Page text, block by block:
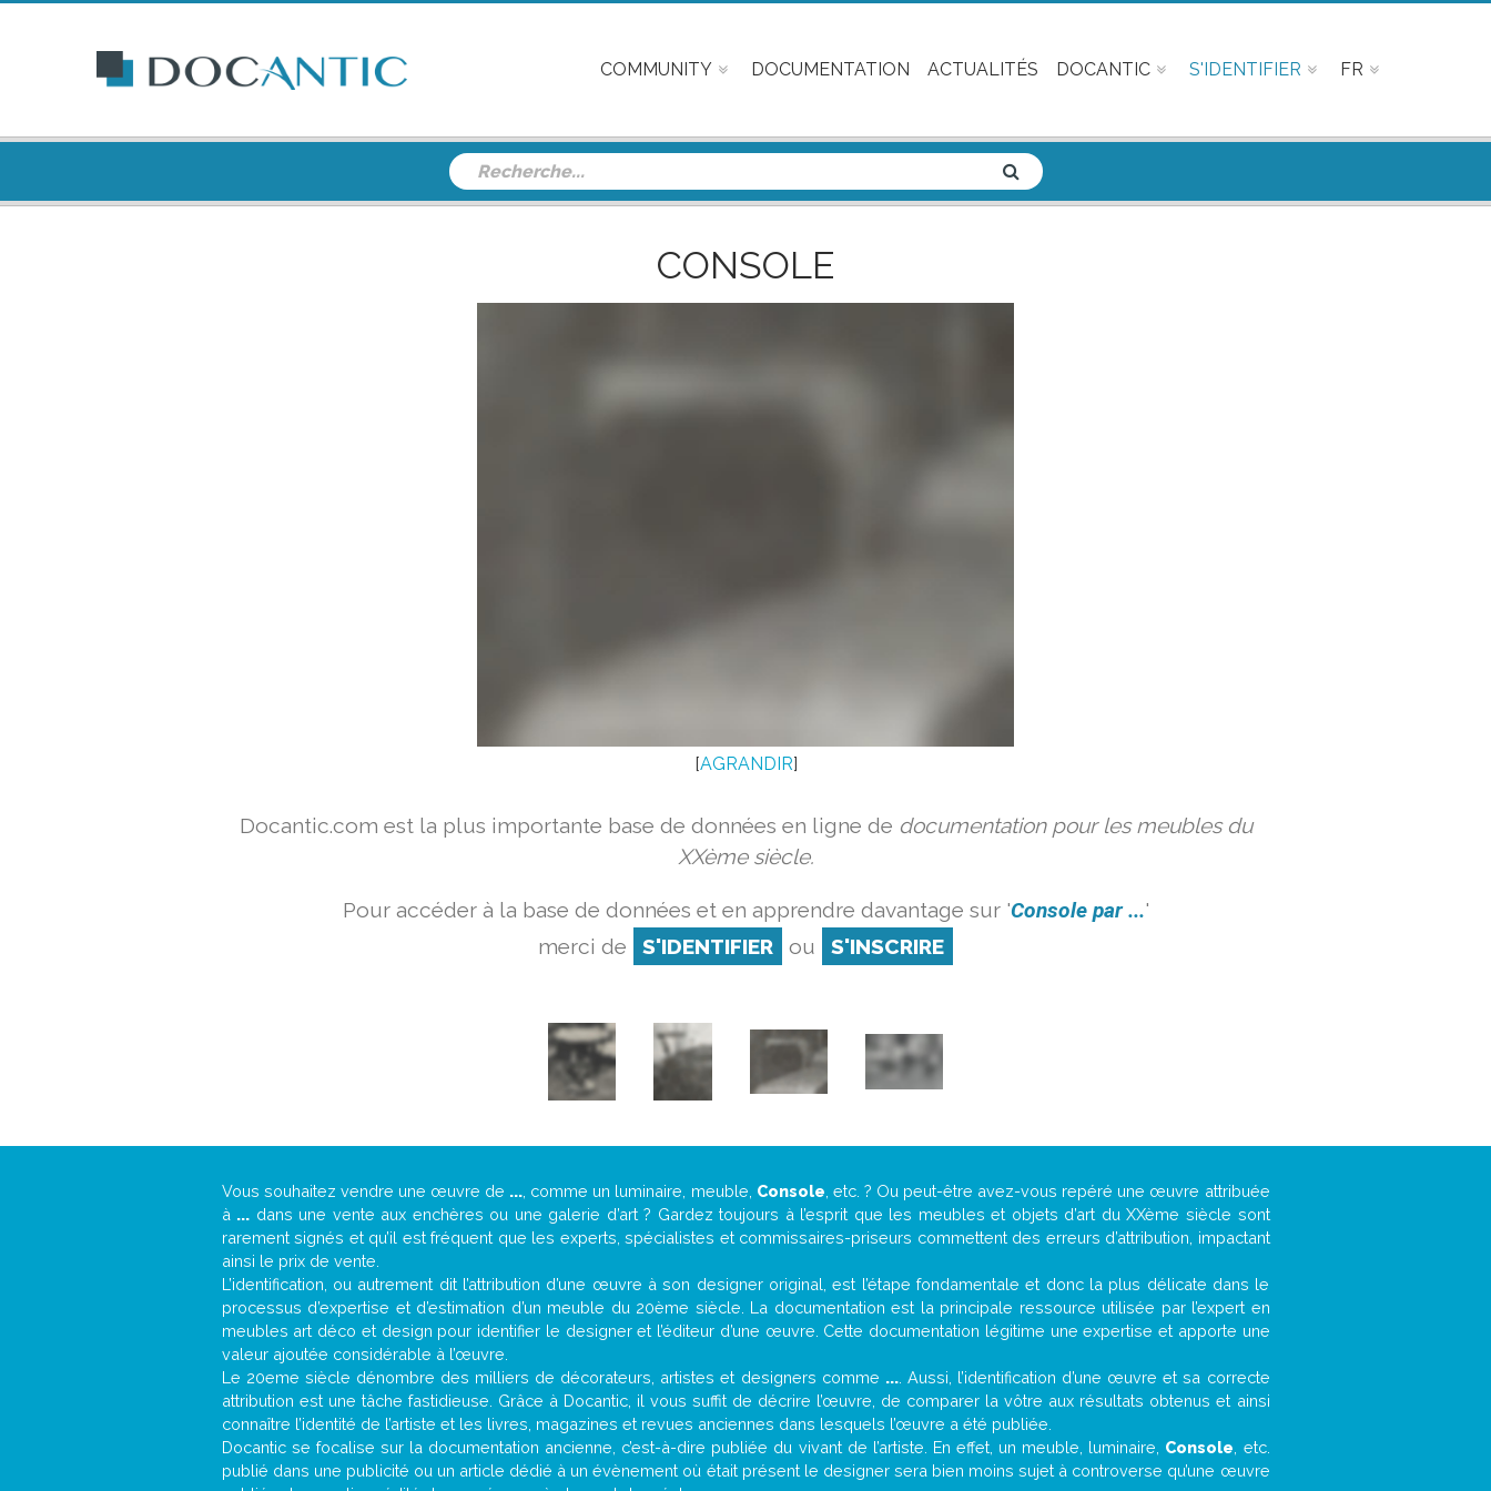
COMMUNITY DOCUMENTATION ACTUALITÉS DOCANTIC S'IDENTIFIER FR
CONSOLE
[AGRANDIR]
Docantic.com est la plus importante base de données en ligne de documentation pour les meubles du
XXème siècle.
Pour accéder à la base de données et en apprendre davantage sur 'Console par ...'
merci de
S'IDENTIFIER ou S'INSCRIRE
Vous souhaitez vendre une œuvre de ... , comme un luminaire, meuble, Console , etc. ? Ou peut-être avez-vous repéré une œuvre attribuée
à ... dans une vente aux enchères ou une galerie d’art ? Gardez toujours à l’esprit que les meubles et objets d’art du XXème siècle sont
rarement signés et qu’il est fréquent que les experts, spécialistes et commissaires-priseurs commettent des erreurs d’attribution, impactant
ainsi le prix de vente.
L’identification, ou autrement dit l’attribution d’une œuvre à son designer original, est l’étape fondamentale et donc la plus délicate dans le
processus d’expertise et d’estimation d’un meuble du 20ème siècle. La documentation est la principale ressource utilisée par l’expert en
meubles art déco et design pour identifier le designer et l’éditeur d’une œuvre. Cette documentation légitime une expertise et apporte une
valeur ajoutée considérable à l’œuvre.
Le 20eme siècle dénombre des milliers de décorateurs, artistes et designers comme .... Aussi, l’identification d’une œuvre et sa correcte
attribution est une tâche fastidieuse. Grâce à Docantic, il vous suffit de décrire l’œuvre, de comparer la vôtre aux résultats obtenus et ainsi
connaître l’identité de l’artiste et les livres, magazines et revues anciennes dans lesquels l’œuvre a été publiée.
Docantic se focalise sur la documentation ancienne, c’est-à-dire publiée du vivant de l’artiste. En effet, un meuble, luminaire, Console , etc.
publié dans une publicité ou un article dédié à un évènement où était présent le designer sera bien moins sujet à controverse qu’une œuvre